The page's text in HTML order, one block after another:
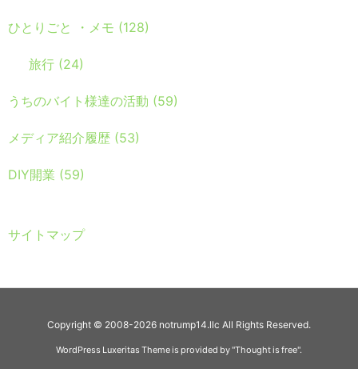
ひとりごと ・メモ (128)
旅行 (24)
うちのバイト様達の活動 (59)
メディア紹介履歴 (53)
DIY開業 (59)
サイトマップ
Copyright © 2008-2026 notrump14.llc All Rights Reserved.
WordPress Luxeritas Theme is provided by "Thought is free".